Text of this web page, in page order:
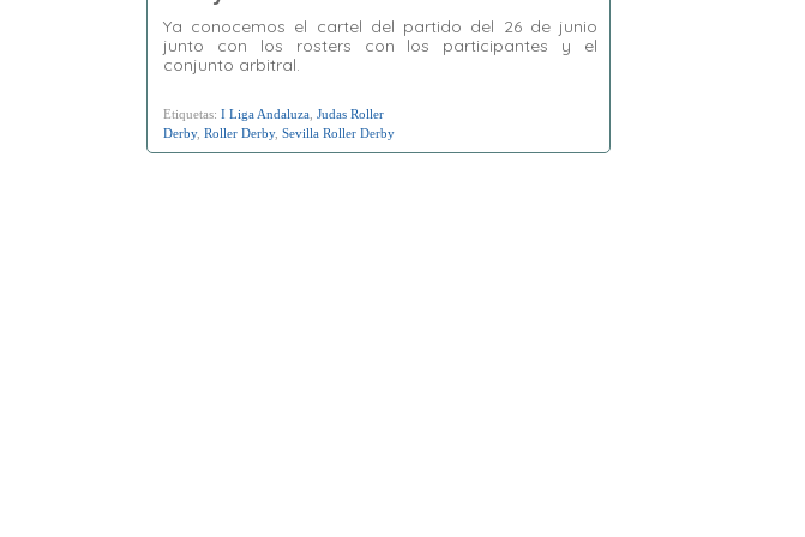
Ya conocemos el cartel del partido del 26 de junio
junto con los rosters con los participantes y el
conjunto arbitral.
Etiquetas: I Liga Andaluza Judas Roller
Derby, Roller Derby, Sevilla Roller Derby